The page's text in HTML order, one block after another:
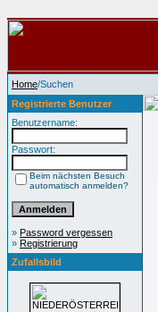
Home/Suchen
Registrierte Benutzer
Benutzername:
Passwort:
Beim nächsten Besuch
automatisch anmelden?
» Password vergessen
» Registrierung
Zufallsbild